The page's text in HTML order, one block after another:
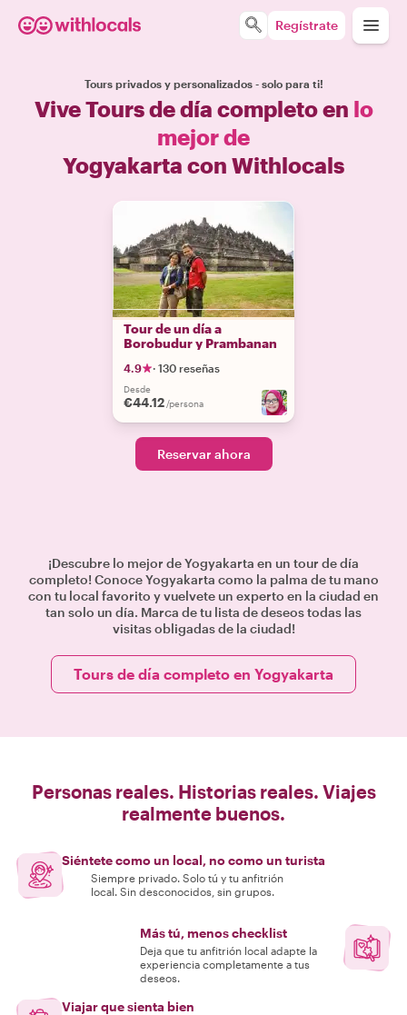
Regístrate
Tours privados y personalizados - solo para ti!
Vive Tours de día completo en lo
mejor de
Yogyakarta con Withlocals
Tour de un día a
Borobudur y Prambanan
4.9 · 130 reseñas
Desde
€44.12 /persona
Reservar ahora
¡Descubre lo mejor de Yogyakarta en un tour de día
completo! Conoce Yogyakarta como la palma de tu mano
con tu local favorito y vuelvete un experto en la ciudad en
tan solo un día. Marca de tu lista de deseos todas las
visitas obligadas de la ciudad!
Tours de día completo en Yogyakarta
Personas reales. Historias reales. Viajes
realmente buenos.
Siéntete como un local, no como un turista
Siempre privado. Solo tú y tu anfitrión
local. Sin desconocidos, sin grupos.
Más tú, menos checklist
Deja que tu anfitrión local adapte la
experiencia completamente a tus
deseos.
Viajar que sienta bien